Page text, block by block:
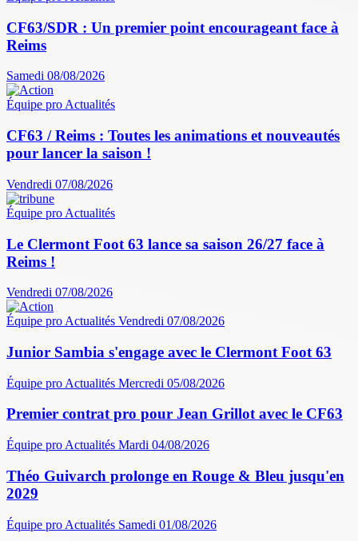
CF63/SDR : Un premier point encourageant face à
Reims
Samedi 08/08/2026
Équipe proActualités
CF63 / Reims : Toutes les animations et nouveautés
pour lancer la saison !
Vendredi 07/08/2026
Équipe pro Actualités
Le Clermont Foot 63 lance sa saison 26/27 face à
Reims !
Vendredi 07/08/2026
Équipe pro Actualités Vendredi 07/08/2026
Junior Sambia s'engage avec le Clermont Foot 63
Équipe pro Actualités Mercredi 05/08/2026
Premier contrat pro pour Jean Grillot avec le CF63
Équipe pro Actualités Mardi 04/08/2026
Théo Guivarch prolonge en Rouge & Bleu jusqu'en
2029
Équipe pro Actualités Samedi 01/08/2026